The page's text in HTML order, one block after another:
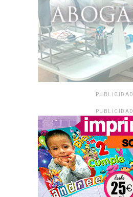
PUBLICIDAD
PUBLICIDAD